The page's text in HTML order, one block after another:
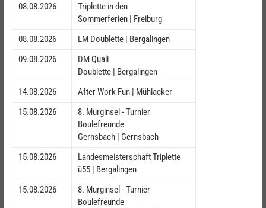
08.08.2026
Triplette in den
Sommerferien | Freiburg
08.08.2026
LM Doublette | Bergalingen
09.08.2026
DM Quali
Doublette | Bergalingen
14.08.2026
After Work Fun | Mühlacker
15.08.2026
8. Murginsel - Turnier
Boulefreunde
Gernsbach | Gernsbach
15.08.2026
Landesmeisterschaft Triplette
ü55 | Bergalingen
15.08.2026
8. Murginsel - Turnier
Boulefreunde